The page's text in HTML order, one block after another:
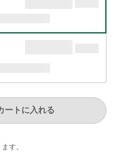
ートに入れる
す。